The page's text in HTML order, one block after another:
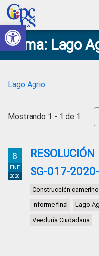
Abrir barra
Skip
to
primary
navigation
Skip
to
main
content
Skip
to
primary
sidebar
Skip
to
footer
Consejo
de
Ciudadana
Control
Construyendo
Poder
Ciudadano
Tema: Lago
Lago Agrio
Mostrando 1 - 1 de 1
8
ENE
2020
SG-017-
Construcción
Informe final Lago
Veeduría Ciudadana